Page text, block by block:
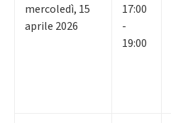
mercoledì, 15
aprile 2026
17:00
-
19:00